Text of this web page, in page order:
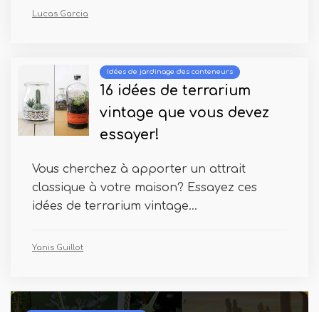
Lucas Garcia
Idées de jardinage des conteneurs
16 idées de terrarium
vintage que vous devez
essayer!
Vous cherchez à apporter un attrait
classique à votre maison? Essayez ces
idées de terrarium vintage...
Yanis Guillot